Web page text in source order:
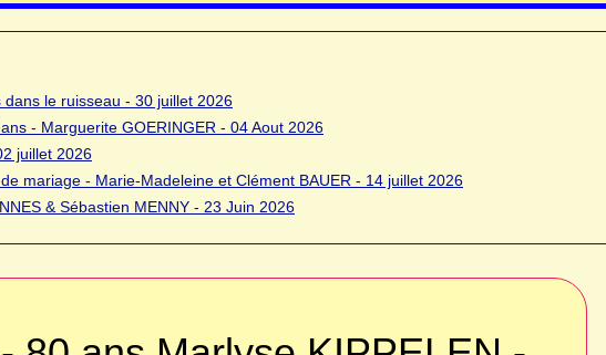
le ruisseau - 30 juillet 2026
- Marguerite GOERINGER - 04 Aout 2026
juillet 2026
mariage - Marie-Madeleine et Clément BAUER - 14 juillet 2026
& Sébastien MENNY - 23 Juin 2026